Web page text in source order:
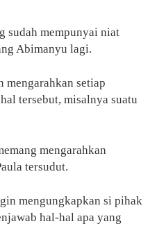
sudah mempunyai niat
Abimanyu lagi.
mengarahkan setiap
tersebut, misalnya suatu
mengarahkan
tersudut.
mengungkapkan si pihak
hal-hal apa yang